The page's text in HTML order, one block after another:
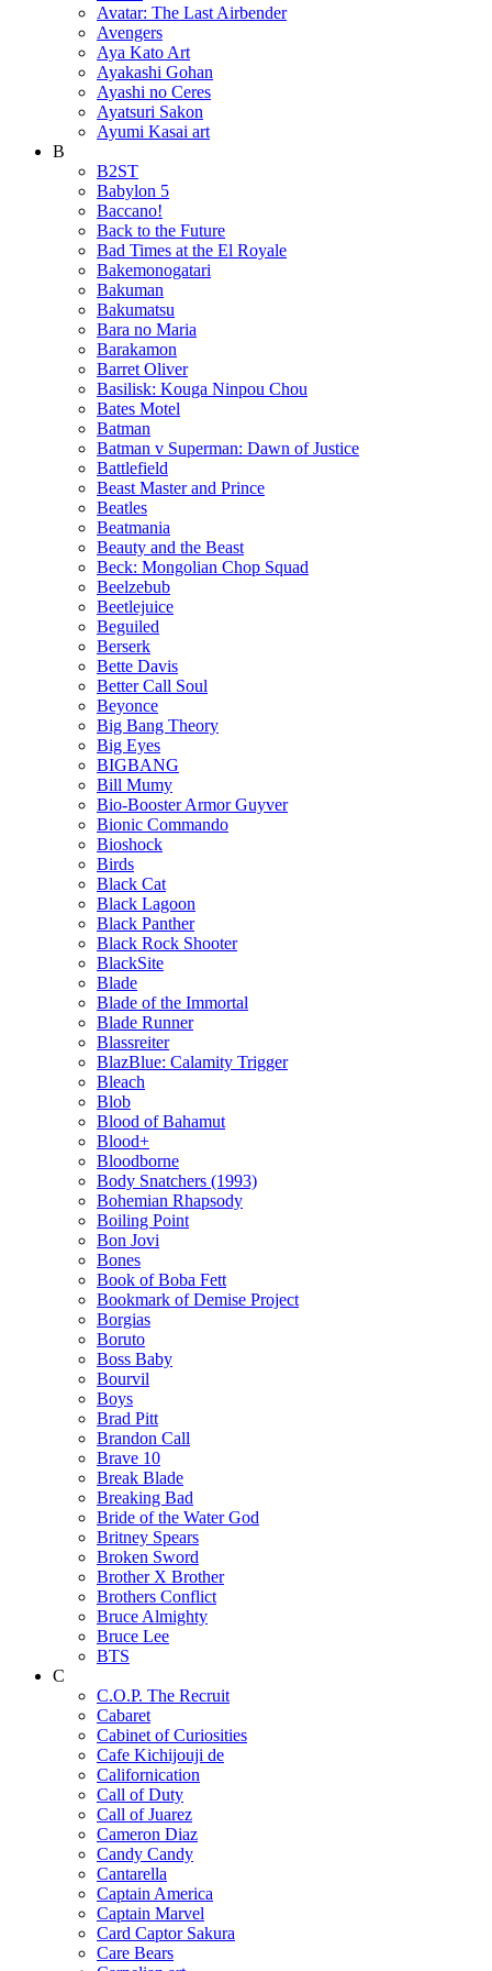
Avatar: The Last Airbender
Avengers
Aya Kato Art
Ayakashi Gohan
Ayashi no Ceres
Ayatsuri Sakon
Ayumi Kasai art
B
B2ST
Babylon 5
Baccano!
Back to the Future
Bad Times at the El Royale
Bakemonogatari
Bakuman
Bakumatsu
Bara no Maria
Barakamon
Barret Oliver
Basilisk: Kouga Ninpou Chou
Bates Motel
Batman
Batman v Superman: Dawn of Justice
Battlefield
Beast Master and Prince
Beatles
Beatmania
Beauty and the Beast
Beck: Mongolian Chop Squad
Beelzebub
Beetlejuice
Beguiled
Berserk
Bette Davis
Better Call Soul
Beyonce
Big Bang Theory
Big Eyes
BIGBANG
Bill Mumy
Bio-Booster Armor Guyver
Bionic Commando
Bioshock
Birds
Black Cat
Black Lagoon
Black Panther
Black Rock Shooter
BlackSite
Blade
Blade of the Immortal
Blade Runner
Blassreiter
BlazBlue: Calamity Trigger
Bleach
Blob
Blood of Bahamut
Blood+
Bloodborne
Body Snatchers (1993)
Bohemian Rhapsody
Boiling Point
Bon Jovi
Bones
Book of Boba Fett
Bookmark of Demise Project
Borgias
Boruto
Boss Baby
Bourvil
Boys
Brad Pitt
Brandon Call
Brave 10
Break Blade
Breaking Bad
Bride of the Water God
Britney Spears
Broken Sword
Brother X Brother
Brothers Conflict
Bruce Almighty
Bruce Lee
BTS
C
C.O.P. The Recruit
Cabaret
Cabinet of Curiosities
Cafe Kichijouji de
Californication
Call of Duty
Call of Juarez
Cameron Diaz
Candy Candy
Cantarella
Captain America
Captain Marvel
Card Captor Sakura
Care Bears